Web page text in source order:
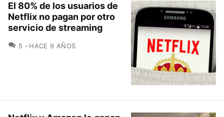
El 80% de los usuarios de
Netflix no pagan por otro
servicio de streaming
5 COMENTARIOS
HACE 9 AÑOS